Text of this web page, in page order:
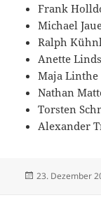
Frank
Michael
Ralph
Anette
Maja Linthe
Nathan
Torsten
Alexander
Veröffentlicht
23. Dezember